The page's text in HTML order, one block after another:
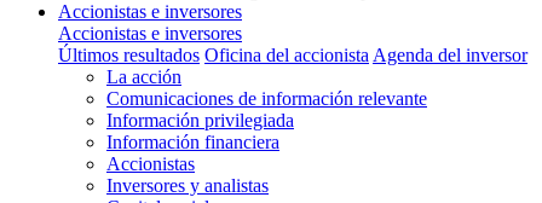
Accionistas e inversores
Accionistas e inversores
Últimos resultados Oficina del accionista Agenda del inversor
La acción
Comunicaciones de información relevante
Información privilegiada
Información financiera
Accionistas
Inversores y analistas